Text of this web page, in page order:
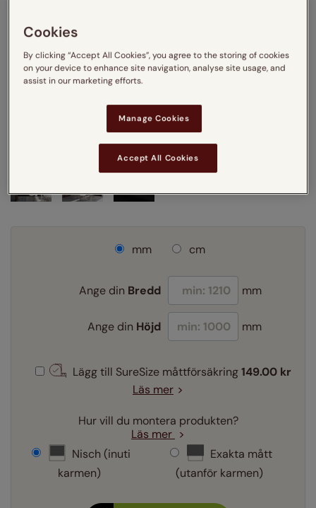
mm cm
Ange din Bredd mm
Ange din Höjd mm
Lägg till SureSize måttförsäkring 149.00 kr
Läs mer
Hur vill du montera produkten?
Läs mer
Nisch (inuti
karmen)
Exakta mått
(utanför karmen)
Cookies
By clicking “Accept All Cookies”, you agree to the storing of cookies
on your device to enhance site navigation, analyse site usage, and
assist in our marketing efforts.
Manage Cookies
Accept All Cookies